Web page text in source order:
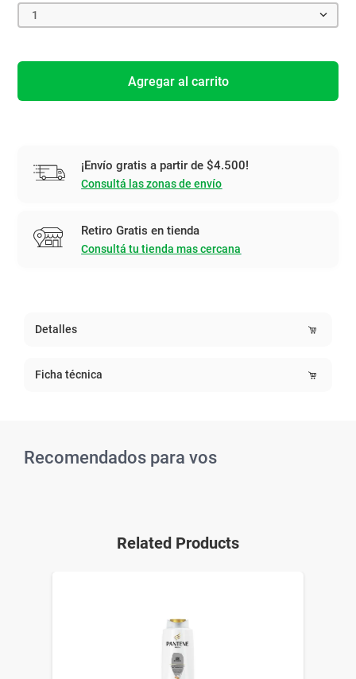
1
Agregar al carrito
¡Envío gratis a partir de $4.500!
Consultá las zonas de envío
Retiro Gratis en tienda
Consultá tu tienda mas cercana
Detalles
Ficha técnica
Recomendados para vos
Related Products